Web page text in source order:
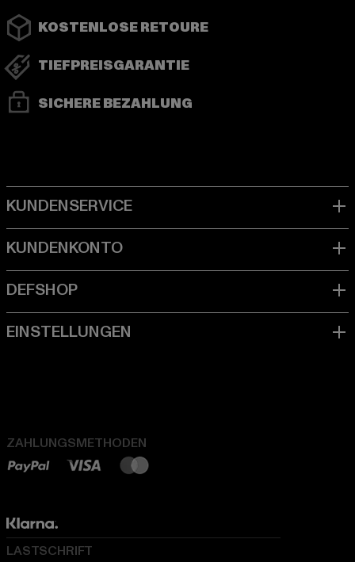
KOSTENLOSE RETOURE
TIEFPREISGARANTIE
SICHERE BEZAHLUNG
ZAHLUNGSMETHODEN
LASTSCHRIFT